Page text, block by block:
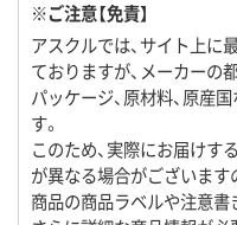
※ご注意【免責】
アスクルでは、サイト上に
ておりますが、メーカーの
パッケージ、原材料、原産
す。
このため、実際にお届けす
が異なる場合がございます
商品の商品ラベルや注意書